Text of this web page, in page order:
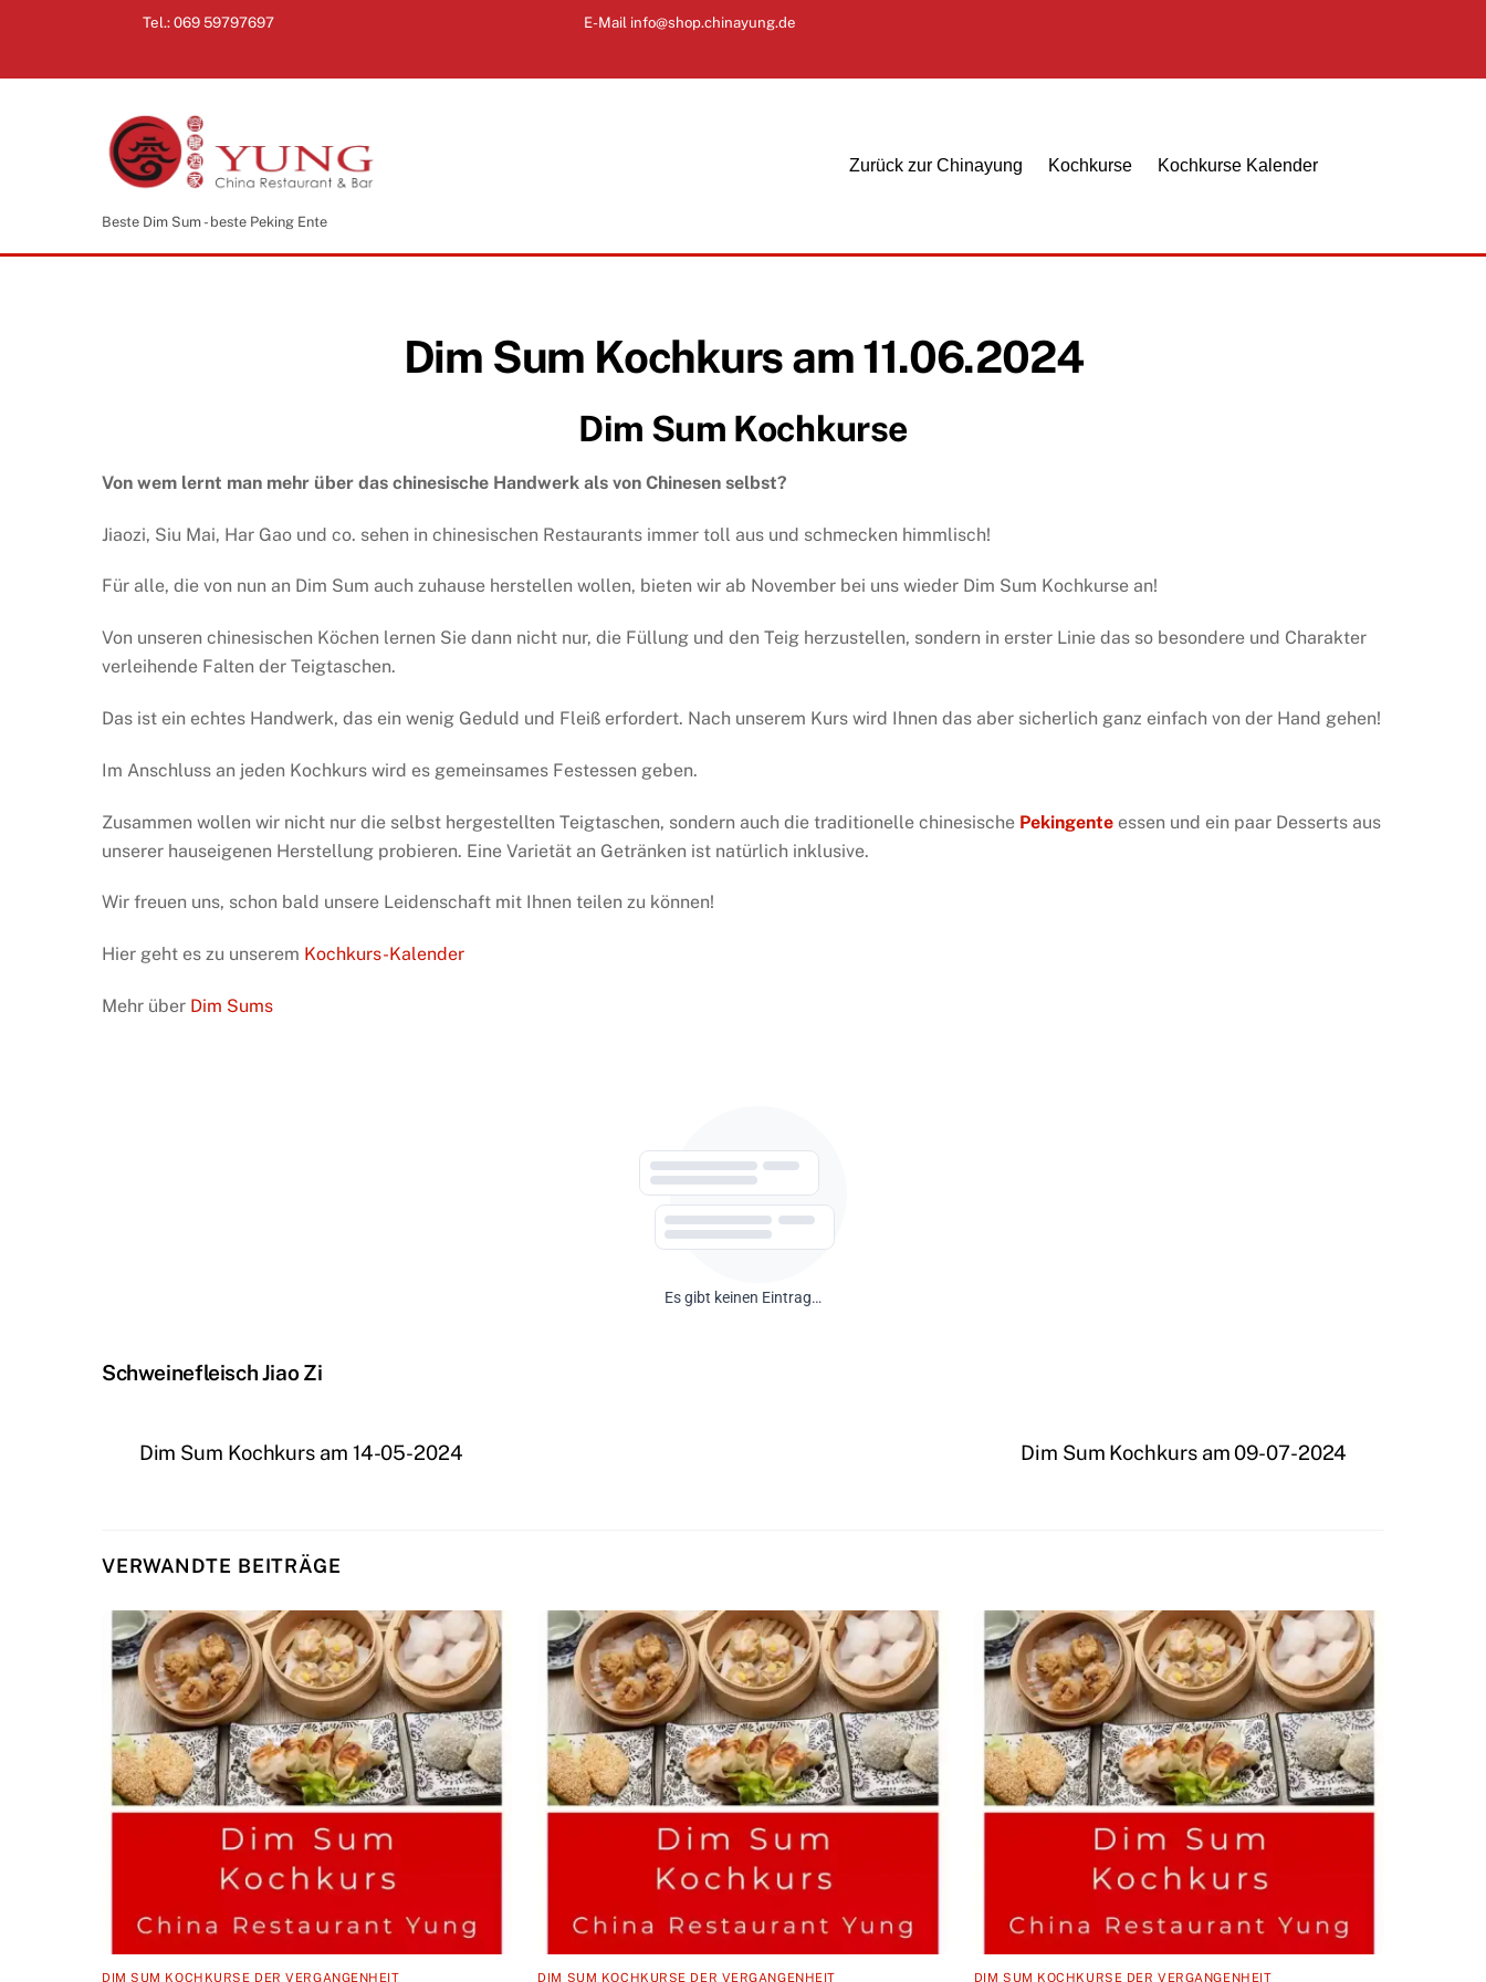
Tel.:069 59797697 E-Mail info@shop.chinayung.de
Beste Dim Sum - beste Peking Ente
Zurück zur Chinayung Kochkurse Kochkurse Kalender
Dim Sum Kochkurs am 11.06.2024
Dim Sum Kochkurse
Von wem lernt man mehr über das chinesische Handwerk als von Chinesen selbst?
Jiaozi, Siu Mai, Har Gao und co. sehen in chinesischen Restaurants immer toll aus und schmecken himmlisch!
Für alle, die von nun an Dim Sum auch zuhause herstellen wollen, bieten wir ab November bei uns wieder Dim Sum Kochkurse an!
Von unseren chinesischen Köchen lernen Sie dann nicht nur, die Füllung und den Teig herzustellen, sondern in erster Linie das so besondere und Charakter
verleihende Falten der Teigtaschen.
Das ist ein echtes Handwerk, das ein wenig Geduld und Fleiß erfordert. Nach unserem Kurs wird Ihnen das aber sicherlich ganz einfach von der Hand gehen!
Im Anschluss an jeden Kochkurs wird es gemeinsames Festessen geben.
Zusammen wollen wir nicht nur die selbst hergestellten Teigtaschen, sondern auch die traditionelle chinesische Pekingente essen und ein paar Desserts aus
unserer hauseigenen Herstellung probieren. Eine Varietät an Getränken ist natürlich inklusive.
Wir freuen uns, schon bald unsere Leidenschaft mit Ihnen teilen zu können!
Hier geht es zu unserem Kochkurs-Kalender
Mehr über Dim Sums
Es gibt keinen Eintrag…
Schweinefleisch Jiao Zi
Dim Sum Kochkurs am 14-05-2024 Dim Sum Kochkurs am 09-07-2024
VERWANDTE BEITRÄGE
DIM SUM KOCHKURSE DER VERGANGENHEIT DIM SUM KOCHKURSE DER VERGANGENHEIT DIM SUM KOCHKURSE DER VERGANGENHEIT